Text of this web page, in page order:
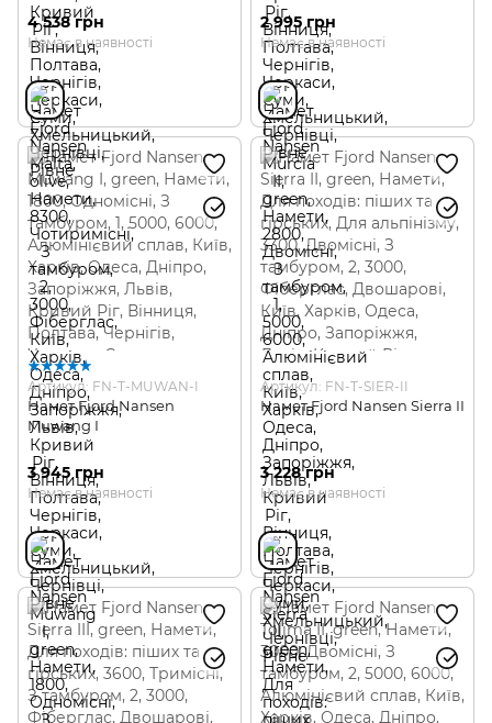
4 538 грн
Немає в наявності
2 995 грн
Немає в наявності
Артикул: FN-T-MUWAN-I
Намет Fjord Nansen
Muwang I
3 945 грн
Немає в наявності
Артикул: FN-T-SIER-II
Намет Fjord Nansen Sierra II
3 228 грн
Немає в наявності